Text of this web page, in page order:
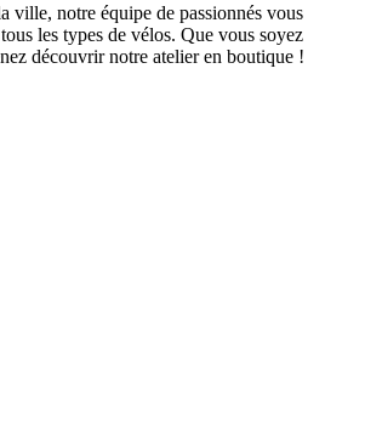
ville, notre équipe de passionnés vous
les types de vélos. Que vous soyez
découvrir notre atelier en boutique !